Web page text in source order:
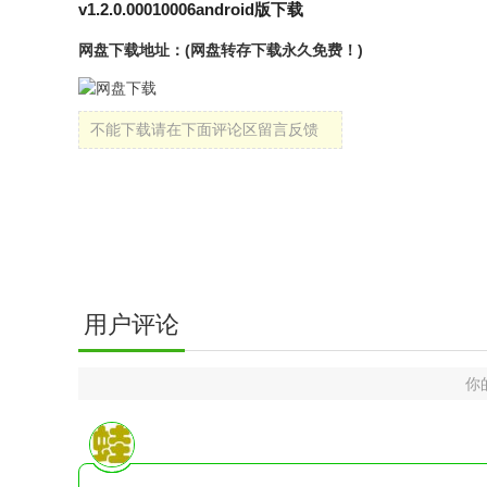
v1.2.0.00010006android版下载
网盘下载地址：(网盘转存下载永久免费！)
不能下载请在下面评论区留言反馈
用户评论
你